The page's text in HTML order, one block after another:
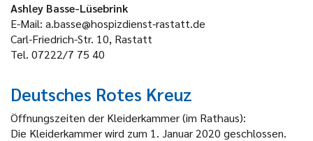
Ashley Basse-Lüsebrink
E-Mail: a.basse@hospizdienst-rastatt.de
Carl-Friedrich-Str. 10, Rastatt
Tel. 07222/7 75 40
Deutsches Rotes Kreuz
Öffnungszeiten der Kleiderkammer (im Rathaus):
Die Kleiderkammer wird zum 1. Januar 2020 geschlossen.